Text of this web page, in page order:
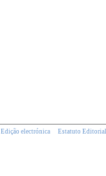
Edição electrónica Estatuto Editorial